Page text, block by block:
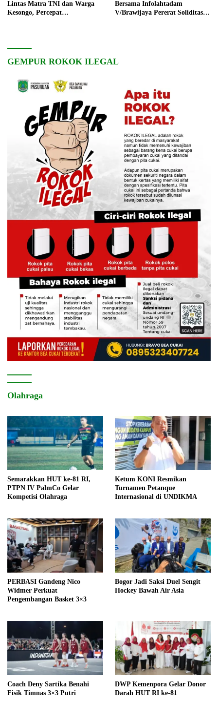
Lintas Matra TNI dan Warga
Kesongo, Percepat
Bersama Infolahtadam
V/Brawijaya Pererat Soliditas
GEMPUR ROKOK ILEGAL
Olahraga
Semarakkan HUT ke-81 RI,
PTPN IV PalmCo Gelar
Kompetisi Olahraga
Ketum KONI Resmikan
Turnamen Petanque
Internasional di UNDIKMA
PERBASI Gandeng Nico
Widmer Perkuat
Pengembangan Basket 3×3
Bogor Jadi Saksi Duel Sengit
Hockey Bawah Air Asia
Coach Deny Sartika Benahi
Fisik Timnas 3×3 Putri
DWP Kemenpora Gelar Donor
Darah HUT RI ke-81